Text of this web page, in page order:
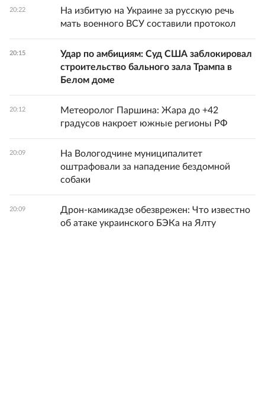
20:22
На избитую на Украине за русскую речь
мать военного ВСУ составили протокол
20:15
Удар по амбициям: Суд США заблокировал
строительство бального зала Трампа в
Белом доме
20:12
Метеоролог Паршина: Жара до +42
градусов накроет южные регионы РФ
20:09
На Вологодчине муниципалитет
оштрафовали за нападение бездомной
собаки
20:09
Дрон-камикадзе обезврежен: Что известно
об атаке украинского БЭКа на Ялту